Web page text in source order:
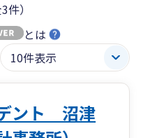
）
とは
ント 沼津